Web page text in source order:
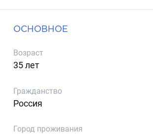
ОСНОВНОЕ
Возраст
35 лет
Гражданство
Россия
Город проживания